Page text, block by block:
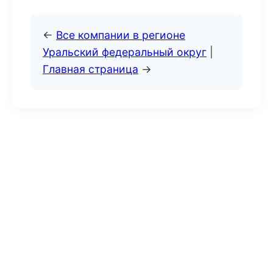
← Все компании в регионе
Уральский федеральный округ
Главная страница →